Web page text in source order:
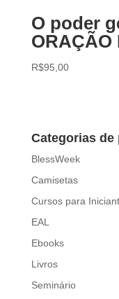
O poder
ORAÇÃO
R$95,00
Categorias de
BlessWeek
Camisetas
Cursos para
EAL
Ebooks
Livros
Seminário